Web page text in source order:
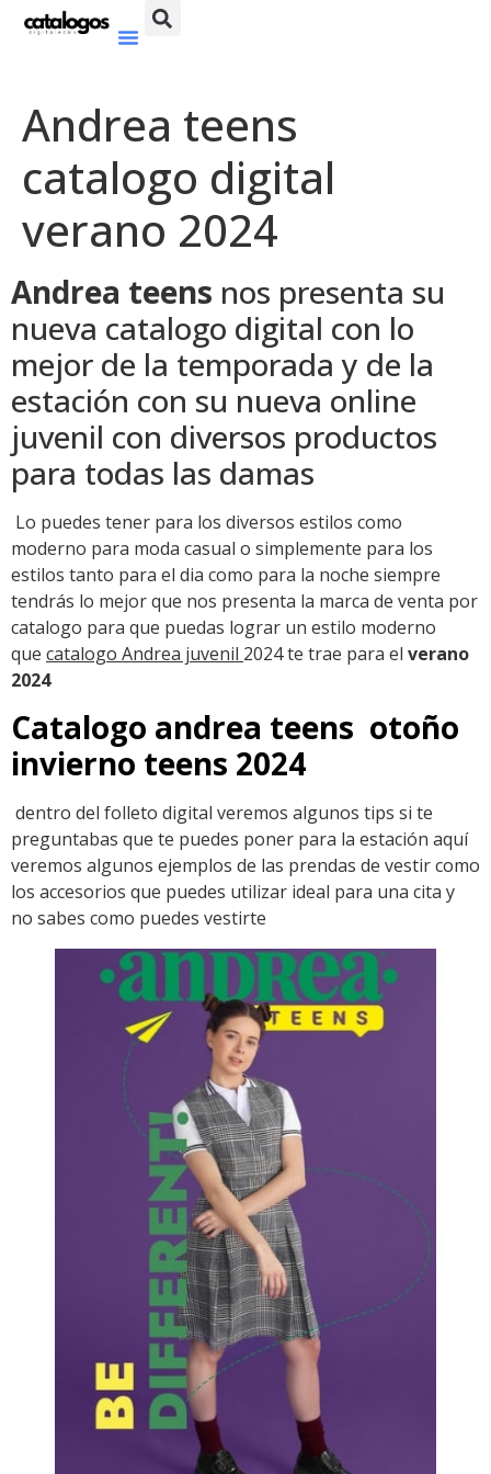
Andrea teens
catalogo digital
verano 2024
Andrea teens nos presenta su
nueva catalogo digital con lo
mejor de la temporada y de la
estación con su nueva online
juvenil con diversos productos
para todas las damas
Lo puedes tener para los diversos estilos como
moderno para moda casual o simplemente para los
estilos tanto para el dia como para la noche siempre
tendrás lo mejor que nos presenta la marca de venta por
catalogo para que puedas lograr un estilo moderno
que catalogo Andrea juvenil 2024 te trae para el verano
2024
Catalogo andrea teens otoño
invierno teens 2024
dentro del folleto digital veremos algunos tips si te
preguntabas que te puedes poner para la estación aquí
veremos algunos ejemplos de las prendas de vestir como
los accesorios que puedes utilizar ideal para una cita y
no sabes como puedes vestirte